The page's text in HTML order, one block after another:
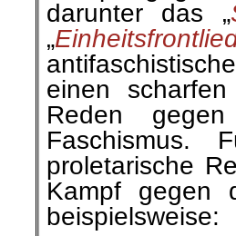
darunter das „
„
einen
Reden
proletarische
Kampf gegen
beispielsweise: